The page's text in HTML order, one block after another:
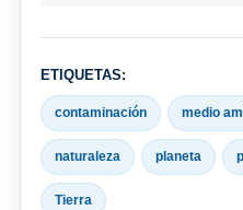
ETIQUETAS:
contaminación medio
naturaleza planeta
Tierra